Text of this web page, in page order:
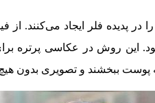
در پدیده فلر ایجاد می‌کنند.
این روش در عکاسی پرتره
ببخشند و تصویری بدون